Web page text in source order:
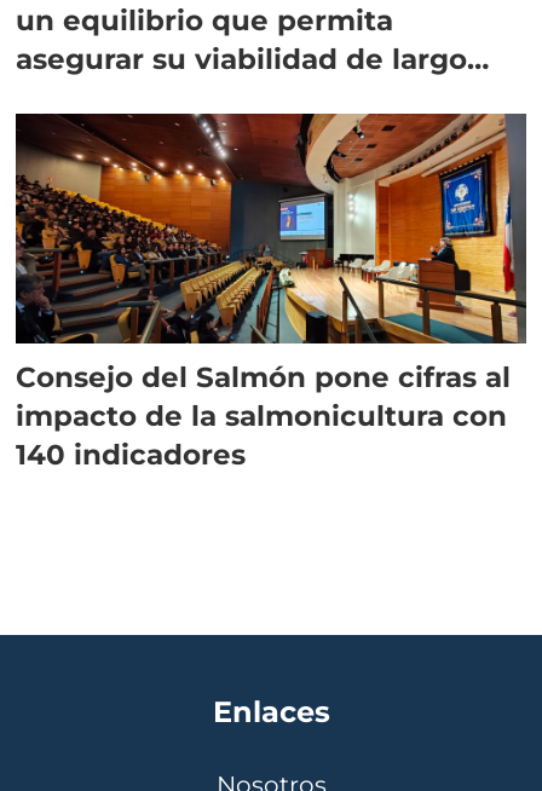
un equilibrio que permita
asegurar su viabilidad de largo
Consejo del Salmón pone cifras al
impacto de la salmonicultura con
140 indicadores
Enlaces
Nosotros